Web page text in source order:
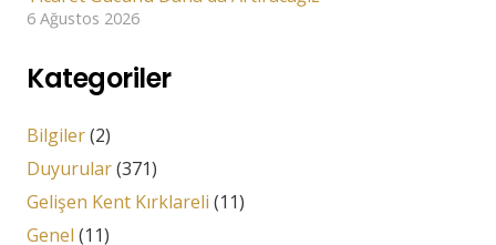
6 Ağustos 2026
Kategoriler
Bilgiler(2)
Duyurular(371)
Gelişen Kent Kırklareli (11)
Genel (11)